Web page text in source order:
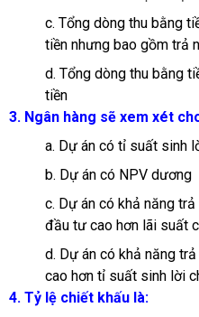
c. Tổng dòng thu bằng
tiền nhưng bao gồm trả
d. Tổng dòng thu bằng
tiền
3. Ngân hàng sẽ xem xét
a. Dự án có tỉ suất sinh
b. Dự án có NPV dương
c. Dự án có khả năng
đầu tư cao hơn lãi suất
d. Dự án có khả năng
cao hơn tỉ suất sinh lời
4. Tỷ lệ chiết khấu là: